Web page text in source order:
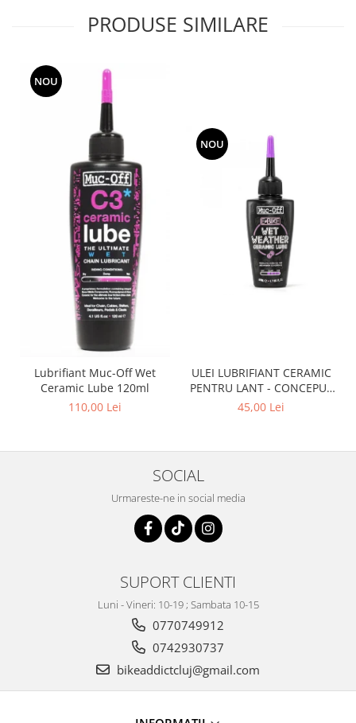
PRODUSE SIMILARE
NOU
Lubrifiant Muc-Off Wet
Ceramic Lube 120ml
110,00 Lei
NOU
ULEI LUBRIFIANT CERAMIC
PENTRU LANT - CONCEPUT
SPECIAL PENTRU BICICLETE
45,00 Lei
SOCIAL
Urmareste-ne in social media
SUPORT CLIENTI
Luni - Vineri: 10-19 ; Sambata 10-15
0770749912
0742930737
bikeaddictcluj@gmail.com